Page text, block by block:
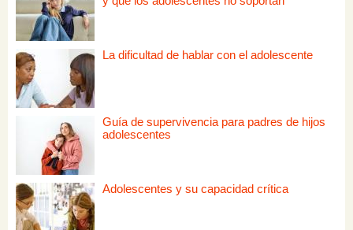
La dificultad de hablar con el adolescente
Guía de supervivencia para padres de hijos
adolescentes
Adolescentes y su capacidad crítica